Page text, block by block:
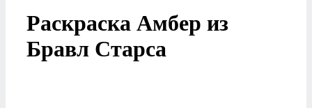
Раскраска Амбер из
Бравл Старса